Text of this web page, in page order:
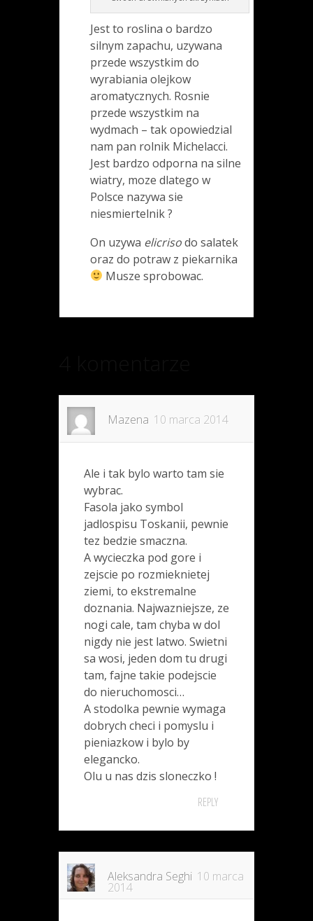
Jest to roslina o bardzo
silnym zapachu, uzywana
przede wszystkim do
wyrabiania olejkow
aromatycznych. Rosnie
przede wszystkim na
wydmach – tak opowiedzial
nam pan rolnik Michelacci.
Jest bardzo odporna na silne
wiatry, moze dlatego w
Polsce nazywa sie
niesmiertelnik ?
On uzywa elicrisodo salatek
oraz do potraw z piekarnika
Musze sprobowac.
Mazena 10 marca 2014
Ale i tak bylo warto tam sie
wybrac.
Fasola jako symbol
jadlospisu Toskanii, pewnie
tez bedzie smaczna.
A wycieczka pod gore i
zejscie po rozmieknietej
ziemi, to ekstremalne
doznania. Najwazniejsze, ze
nogi cale, tam chyba w dol
nigdy nie jest latwo. Swietni
sa wosi, jeden dom tu drugi
tam, fajne takie podejscie
do nieruchomosci…
A stodolka pewnie wymaga
dobrych checi i pomyslu i
pieniazkow i bylo by
elegancko.
Olu u nas dzis sloneczko !
REPLY
Aleksandra Seghi 10 marca
2014